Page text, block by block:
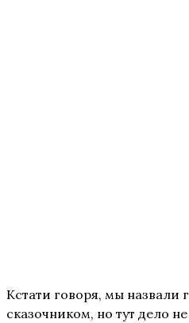
Кстати говоря, мы назвали
сказочником, но тут дело